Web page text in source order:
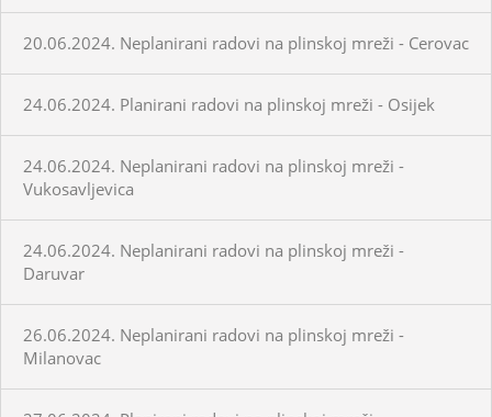
20.06.2024. Neplanirani radovi na plinskoj mreži - Cerovac
24.06.2024. Planirani radovi na plinskoj mreži - Osijek
24.06.2024. Neplanirani radovi na plinskoj mreži -
Vukosavljevica
24.06.2024. Neplanirani radovi na plinskoj mreži -
Daruvar
26.06.2024. Neplanirani radovi na plinskoj mreži -
Milanovac